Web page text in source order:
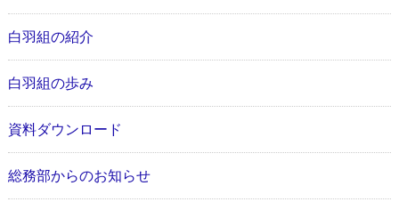
白羽組の紹介
白羽組の歩み
資料ダウンロード
総務部からのお知らせ